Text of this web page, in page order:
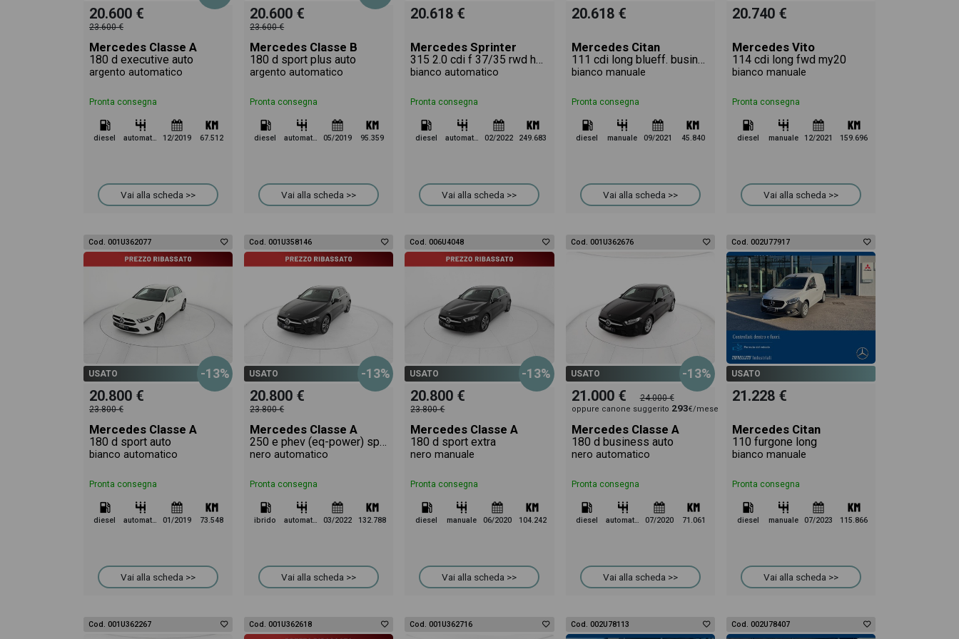
20.600 €
23.600 €
Mercedes Classe A
180 d executive auto
argento automatico
Pronta consegna
diesel automatico 12/2019 67.512
Vai alla scheda >>
20.600 €
23.600 €
Mercedes Classe B
180 d sport plus auto
argento automatico
Pronta consegna
diesel automatico 05/2019 95.359
Vai alla scheda >>
20.618 €
Mercedes Sprinter
315 2.0 cdi f 37/35 rwd h2 9g-tronic
bianco automatico
Pronta consegna
diesel automatico 02/2022 249.683
Vai alla scheda >>
20.618 €
Mercedes Citan
111 cdi long blueff. business e6d-temp
bianco manuale
Pronta consegna
diesel manuale 09/2021 45.840
Vai alla scheda >>
20.740 €
Mercedes Vito
114 cdi long fwd my20
bianco manuale
Pronta consegna
diesel manuale 12/2021 159.696
Vai alla scheda >>
Cod. 001U362077
USATO -13%
20.800 €
23.800 €
Mercedes Classe A
180 d sport auto
bianco automatico
Pronta consegna
diesel automatico 01/2019 73.548
Vai alla scheda >>
Cod. 001U358146
USATO -13%
20.800 €
23.800 €
Mercedes Classe A
250 e phev (eq-power) sport auto
nero automatico
Pronta consegna
ibrido automatico 03/2022 132.788
Vai alla scheda >>
Cod. 006U4048
USATO -13%
20.800 €
23.800 €
Mercedes Classe A
180 d sport extra
nero manuale
Pronta consegna
diesel manuale 06/2020 104.242
Vai alla scheda >>
Cod. 001U362676
USATO -13%
21.000 € 24.000 €
oppure canone suggerito 293€/mese
Mercedes Classe A
180 d business auto
nero automatico
Pronta consegna
diesel automatico 07/2020 71.061
Vai alla scheda >>
Cod. 002U77917
USATO
21.228 €
Mercedes Citan
110 furgone long
bianco manuale
Pronta consegna
diesel manuale 07/2023 115.866
Vai alla scheda >>
Cod. 001U362267 Cod. 001U362618 Cod. 001U362716 Cod. 002U78113 Cod. 002U78407